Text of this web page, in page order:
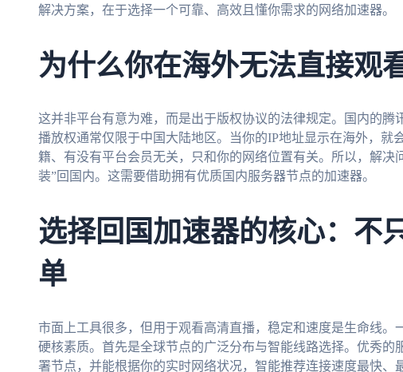
解决方案，在于选择一个可靠、高效且懂你需求的网络加速器。
为什么你在海外无法直接观
这并非平台有意为难，而是出于版权协议的法律规定。国内的腾
播放权通常仅限于中国大陆地区。当你的IP地址显示在海外，就
籍、有没有平台会员无关，只和你的网络位置有关。所以，解决
装”回国内。这需要借助拥有优质国内服务器节点的加速器。
选择回国加速器的核心：不
单
市面上工具很多，但用于观看高清直播，稳定和速度是生命线。
硬核素质。首先是全球节点的广泛分布与智能线路选择。优秀的
署节点，并能根据你的实时网络状况，智能推荐连接速度最快、